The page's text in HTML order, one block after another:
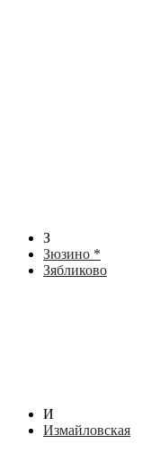
З
Зюзино *
Зябликово
И
Измайловская